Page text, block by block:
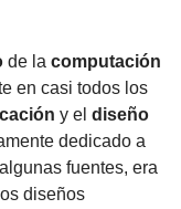
de la computación
en casi todos los
y el diseño
dedicado a
fuentes, era
diseños